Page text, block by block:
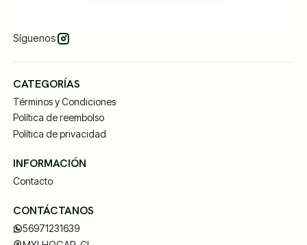
Síguenos
CATEGORÍAS
Términos y Condiciones
Política de reembolso
Política de privacidad
INFORMACIÓN
Contacto
CONTÁCTANOS
56971231639